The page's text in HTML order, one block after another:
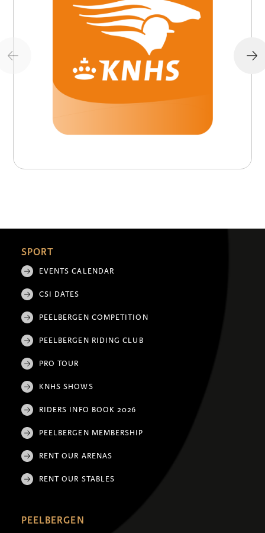
SPORT
EVENTS CALENDAR
CSI DATES
PEELBERGEN COMPETITION
PEELBERGEN RIDING CLUB
PRO TOUR
KNHS SHOWS
RIDERS INFO BOOK 2026
PEELBERGEN MEMBERSHIP
RENT OUR ARENAS
RENT OUR STABLES
PEELBERGEN